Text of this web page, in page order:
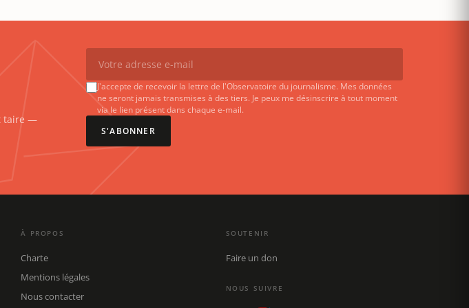
taire —
J'accepte de recevoir la lettre de l'Observatoire du journalisme. Mes données
ne seront jamais transmises à des tiers. Je peux me désinscrire à tout moment
via le lien présent dans chaque e-mail.
S'ABONNER
À PROPOS
Charte
Mentions légales
Nous contacter
SOUTENIR
Faire un don
NOUS SUIVRE